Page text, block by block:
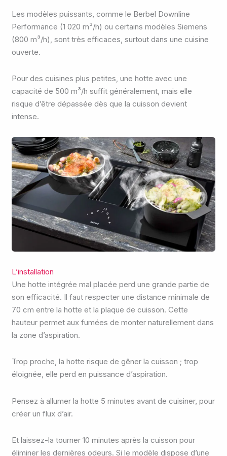
Les modèles puissants, comme le Berbel Downline
Performance (1 020 m³/h) ou certains modèles Siemens
(800 m³/h), sont très efficaces, surtout dans une cuisine
ouverte.
Pour des cuisines plus petites, une hotte avec une
capacité de 500 m³/h suffit généralement, mais elle
risque d’être dépassée dès que la cuisson devient
intense.
L’installation
Une hotte intégrée mal placée perd une grande partie de
son efficacité. Il faut respecter une distance minimale de
70 cm entre la hotte et la plaque de cuisson. Cette
hauteur permet aux fumées de monter naturellement dans
la zone d’aspiration.
Trop proche, la hotte risque de gêner la cuisson ; trop
éloignée, elle perd en puissance d’aspiration.
Pensez à allumer la hotte 5 minutes avant de cuisiner, pour
créer un flux d’air.
Et laissez-la tourner 10 minutes après la cuisson pour
éliminer les dernières odeurs. Si le modèle dispose d’une